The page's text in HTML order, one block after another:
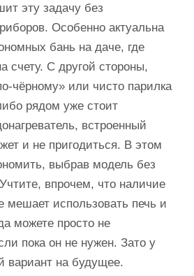
эту задачу без
Особенно актуальна
бань на даче, где
счету. С другой стороны,
чёрному» или чисто парилка
рядом уже стоит
встроенный
и не пригодиться. В этом
выбрав модель без
впрочем, что наличие
мешает использовать печь и
можете просто не
пока он не нужен. Зато у
вариант на будущее.